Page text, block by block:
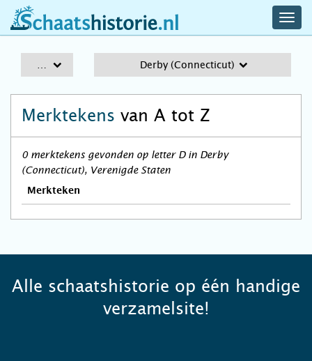
schaatshistorie.nl
Derby (Connecticut)
Merktekens van A tot Z
0 merktekens gevonden op letter D in Derby
(Connecticut), Verenigde Staten
Merkteken
Alle schaatshistorie op één handige
verzamelsite!